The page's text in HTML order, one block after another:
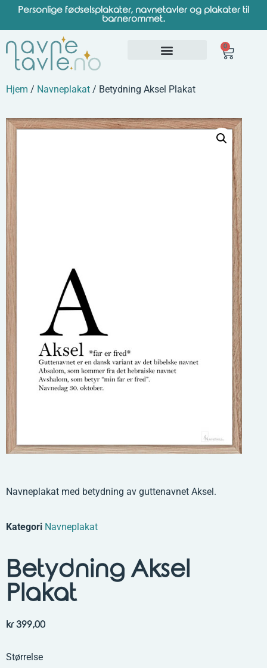
Personlige fødselsplakater, navnetavler og plakater til
barnerommet.
0
Hjem / Navneplakat / Betydning Aksel Plakat
Navneplakat med betydning av guttenavnet Aksel.
Kategori Navneplakat
Betydning Aksel
Plakat
kr399,00
Størrelse